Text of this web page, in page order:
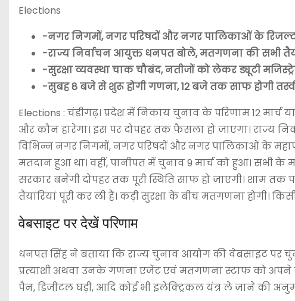
Elections
-नगर निगमों, नगर परिषदों और नगर पालिकाओं के रिजल्ट
-राज्य निर्वाचन आयुक्त धनपत बोले, मतगणना की सभी
-सुरक्षा व्यवस्था चाक चौबंद, नतीजों को लेकर ड्यूटी
-सुबह 8 बजे से शुरू होगी गणना, 12 बजे तक साफ होगी
Elections : चंडीगढ़। प्रदेश में निकाय चुनाव के परिणाम 12 मार्च
और कौन हारेगा। इस पर दोपहर तक फैसला हो जाएगा। राज्य
विभिन्न नगर निगमों, नगर परिषदों और नगर पालिकाओं के
मतदान हुआ था। वहीं, पानीपत में चुनाव 9 मार्च को हुआ। सभी
सरकार बनेगी दोपहर तक पूरी स्थिति साफ हो जाएगी। शाम
तैयारियां पूरी कर ली हैं। कड़ी सुरक्षा के बीच मतगणना होगी।
वेबसाइट पर देखें परिणाम
धनपत सिंह ने बताया कि राज्य चुनाव आयोग की वेबसाइट पर
प्रत्याशी अथवा उनके गणना एजेंट एवं मतगणना स्टाफ को अपने
पैन, डिजीटल घड़ी, आदि कोई भी इलेक्ट्रिकल यंत्र ले जाने की